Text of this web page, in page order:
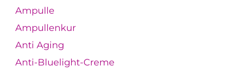
Ampulle
Ampullenkur
Anti Aging
Anti-Bluelight-Creme